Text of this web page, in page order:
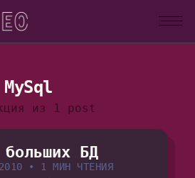
MySql
из 1 post
БД
• 1 МИН ЧТЕНИЯ